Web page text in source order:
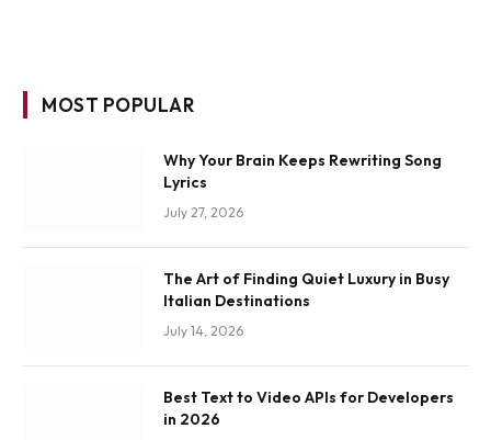
MOST POPULAR
Why Your Brain Keeps Rewriting Song
Lyrics
July 27, 2026
The Art of Finding Quiet Luxury in Busy
Italian Destinations
July 14, 2026
Best Text to Video APIs for Developers
in 2026